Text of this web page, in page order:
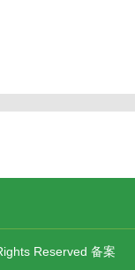
Reserved 备案